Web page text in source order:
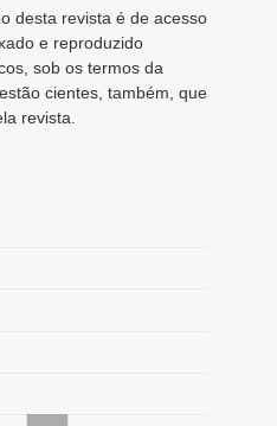
desta revista é de acesso
e reproduzido
sob os termos da
cientes, também, que
revista.